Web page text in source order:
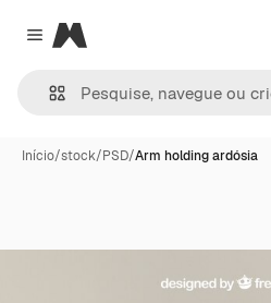
Close menu
Magnific
Início/stock/PSD/Arm holding ardósia